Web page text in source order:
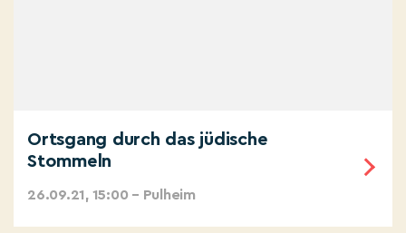
Ortsgang durch das jüdische
Stommeln
26.09.21, 15:00 – Pulheim